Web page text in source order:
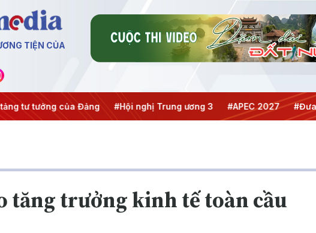
TIỆN CỦA
của Đảng #Hội nghị Trung ương 3 #APEC 2027 #Đưa Nghị quyết
tăng trưởng kinh tế toàn cầu